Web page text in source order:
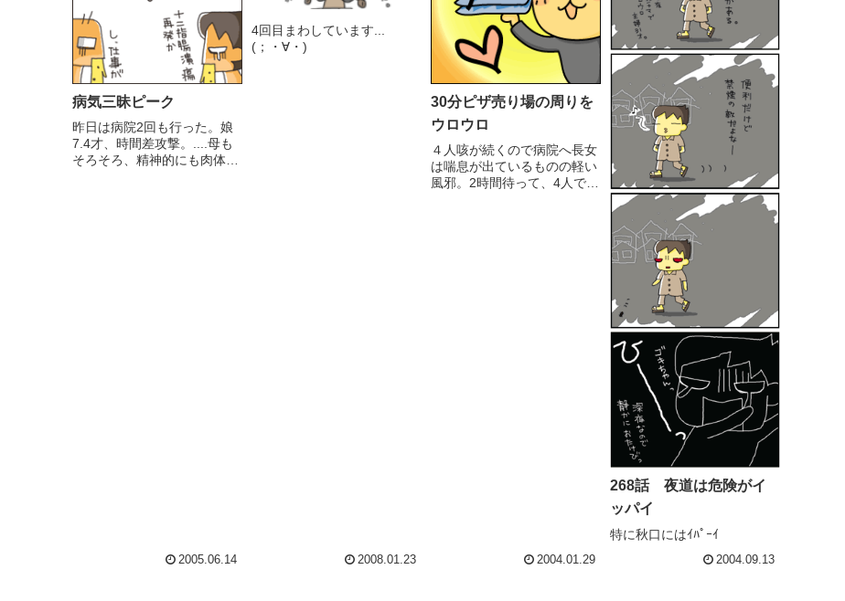
病気三昧ピーク
昨日は病院2回も行った。娘
7.4才、時間差攻撃。....母も
そろそろ、精神的にも肉体的
2005.06.14
4回目まわしています...
(；・∀・)
2008.01.23
30分ピザ売り場の周りを
ウロウロ
４人咳が続くので病院へ長女
は喘息が出ているものの軽い
風邪。2時間待って、4人で10
2004.01.29
268話 夜道は危険がイ
ッパイ
特に秋口にはｲﾊﾟｰｲ
2004.09.13